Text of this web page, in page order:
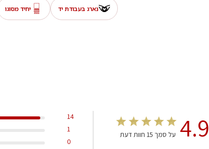
נארג בעבודת יד יחיד מסוגו
4.9 על סמך 15 חוות דעת
14
1
0